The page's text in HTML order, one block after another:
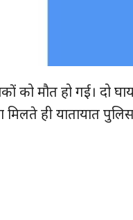
मौत हो गई। दो
ही यातायात